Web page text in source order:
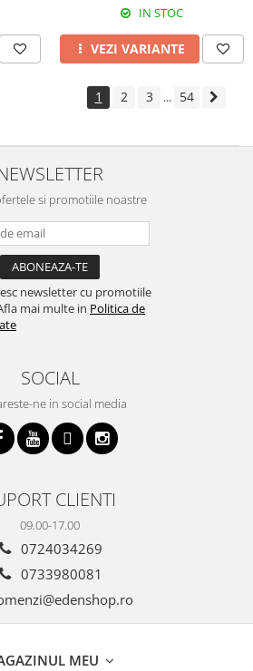
IN STOC
VEZI VARIANTE
1 2 3 ... 54
si promotiile noastre
newsletter cu promotiile
mai multe in Politica de
SOCIAL
ne in social media
CLIENTI
09.00-17.00
0724034269
0733980081
MEU